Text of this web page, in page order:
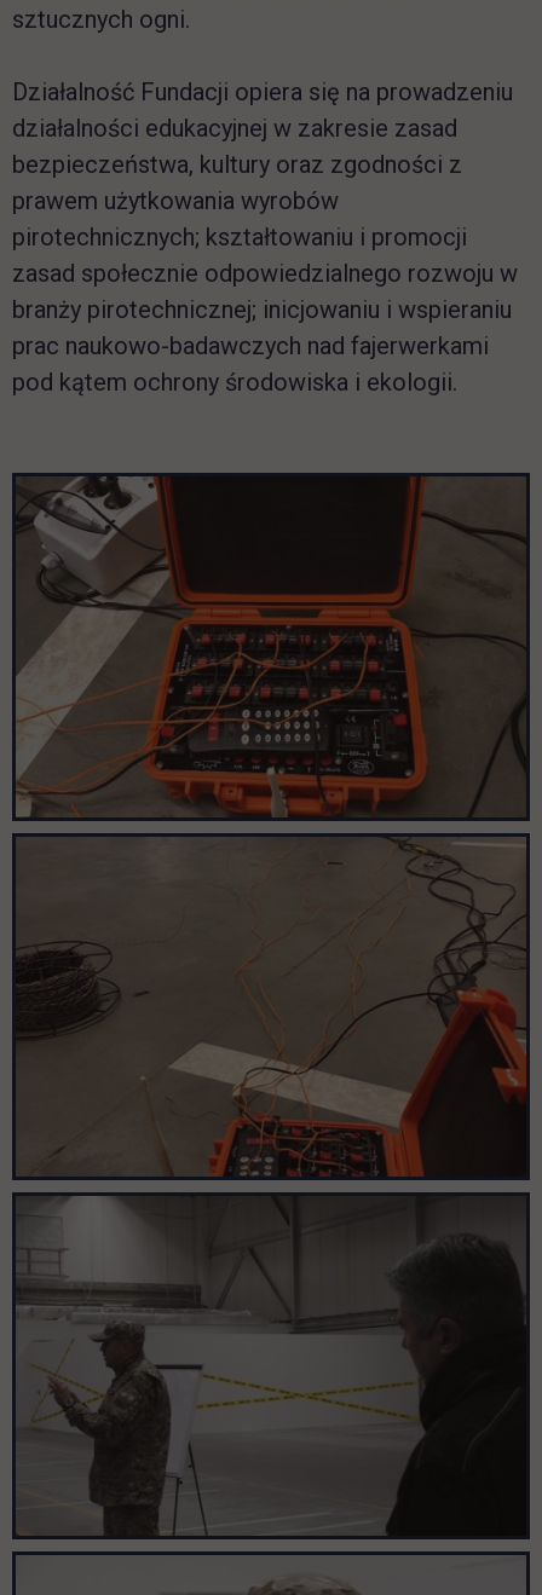
sztucznych ogni.
Działalność Fundacji opiera się na prowadzeniu
działalności edukacyjnej w zakresie zasad
bezpieczeństwa, kultury oraz zgodności z
prawem użytkowania wyrobów
pirotechnicznych; kształtowaniu i promocji
zasad społecznie odpowiedzialnego rozwoju w
branży pirotechnicznej; inicjowaniu i wspieraniu
prac naukowo-badawczych nad fajerwerkami
pod kątem ochrony środowiska i ekologii.
Pomiń galerię